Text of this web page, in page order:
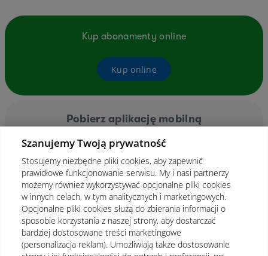
Kup abonamenty online
Kup online
Pobierz aplikację mobilną
Szanujemy Twoją prywatność
Stosujemy niezbędne pliki cookies, aby zapewnić
prawidłowe funkcjonowanie serwisu. My i nasi partnerzy
możemy również wykorzystywać opcjonalne pliki cookies
w innych celach, w tym analitycznych i marketingowych.
Opcjonalne pliki cookies służą do zbierania informacji o
sposobie korzystania z naszej strony, aby dostarczać
bardziej dostosowane treści marketingowe
(personalizacja reklam). Umożliwiają także dostosowanie